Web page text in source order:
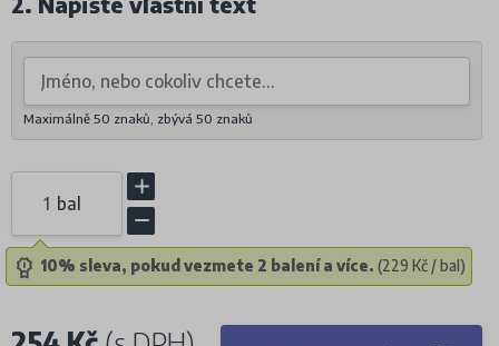
Maximálně 50 znaků, zbývá 50 znaků
bal
10% sleva, pokud vezmete 2 balení a více. (229 Kč / bal)